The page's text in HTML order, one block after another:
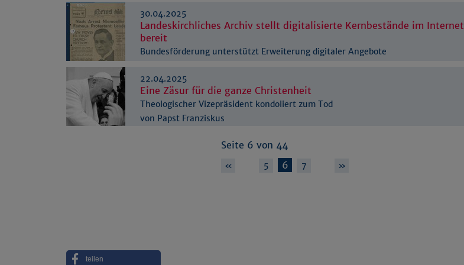
30.04.2025
Landeskirchliches Archiv stellt digitalisierte Kernbestände im Internet
bereit
Bundesförderung unterstützt Erweiterung digitaler Angebote
22.04.2025
Eine Zäsur für die ganze Christenheit
Theologischer Vizepräsident kondoliert zum Tod
von Papst Franziskus
Seite 6 von 44
« 5 6 7 »
teilen